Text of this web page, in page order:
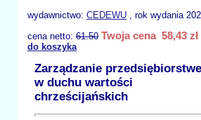
wydawnictwo: CEDEWU , rok wydania
cena netto: 61.50 Twoja cena 58,43 zł
do koszyka
Zarządzanie
w duchu wartości
chrześcijańskich